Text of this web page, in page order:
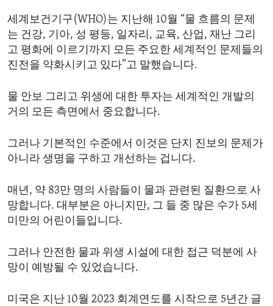
세계보건기구(WHO)는 지난해 10월 “물 흐름의 문제
는 건강, 기아, 성 평등, 일자리, 교육, 산업, 재난 그리
고 평화에 이르기까지 모든 주요한 세계적인 문제들의
진전을 약화시키고 있다”고 말했습니다.
물 안보 그리고 위생에 대한 투자는 세계적인 개발의
거의 모든 측면에서 중요합니다.
그러나 기본적인 수준에서 이것은 단지 진보의 문제가
아니라 생명을 구하고 개선하는 겁니다.
매년, 약 83만 명의 사람들이 물과 관련된 질환으로 사
망합니다. 대부분은 아니지만, 그 들 중 많은 수가 5세
미만의 어린이들입니다.
그러나 안전한 물과 위생 시설에 대한 접근 덕분에 사
망이 예방될 수 있었습니다.
미국은 지난 10월 2023 회계연도를 시작으로 5년간 글